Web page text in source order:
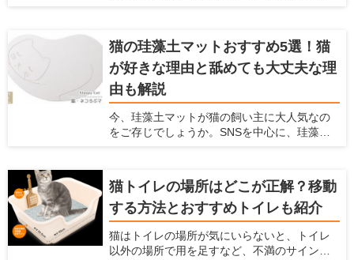
も、玩具は愛犬、飼い主のどちらにとっても
様々なメリットがあります。 ここでは、犬と
の生活の情報を紹介している「愛犬家住宅」
が、犬と楽しむための玩具の種類やメリッ
ト、おすすめ商品を紹介しようと思います。
犬用の玩具にどんなものがあるか知りたい方
や、愛犬にどんな玩具を買ってあげるか迷っ
ている方は、ぜひ参考にしてください！
猫の珪藻土マットおすすめ5選！猫
が好きな理由と舐めても大丈夫な理
由も解説
今、珪藻土マットが猫の飼い主に大人気なの
をご存じでしょうか。SNSを中心に、珪藻土
上がっています。 珪藻土マットは猫にとって
快適に過ごせる場所で、一日中珪藻土マット
の上で過ごす猫もいるようです。 珪藻土マッ
トとは、吸水性や速乾性に優れた人気アイテ
ム。脱衣所のマットを猫が占拠してしまうと
飼い主が使えないため、猫用にも珪藻土マッ
猫トイレの場所はどこが正解？移動
する方法とおすすめトイレも紹介
猫はトイレの場所が気にいらないと、トイレ
以外の場所で用を足すなど、不満のサインを